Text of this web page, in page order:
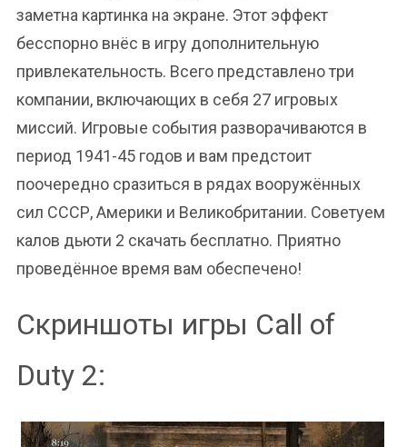
заметна картинка на экране. Этот эффект
бесспорно внёс в игру дополнительную
привлекательность. Всего представлено три
компании, включающих в себя 27 игровых
миссий. Игровые события разворачиваются в
период 1941-45 годов и вам предстоит
поочередно сразиться в рядах вооружённых
сил СССР, Америки и Великобритании. Советуем
калов дьюти 2 скачать бесплатно. Приятно
проведённое время вам обеспечено!
Скриншоты игры Call of
Duty 2: